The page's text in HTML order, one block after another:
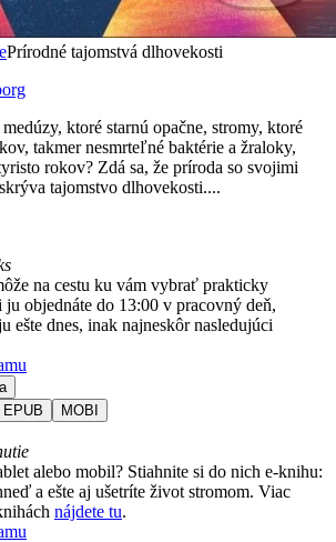
Prírodné tajomstvá dlhovekosti
ktoré starnú opačne, stromy, ktoré
takmer nesmrteľné baktérie a žraloky,
rokov? Zdá sa, že príroda so svojimi
tajomstvo dlhovekosti....
na cestu ku vám vybrať prakticky
objednáte do 13:00 v pracovný deň,
ešte dnes, inak najneskôr nasledujúci
EPUB MOBI
alebo mobil? Stiahnite si do nich e-knihu:
a ešte aj ušetríte život stromom. Viac
nájdete tu.